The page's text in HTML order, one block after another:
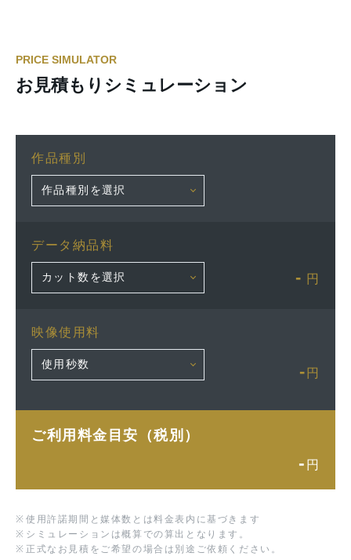
PRICE SIMULATOR
お見積もりシミュレーション
作品種別
データ納品料
- 円
映像使用料
- 円
ご利用料金目安（税別）
- 円
※ 使用許諾期間と媒体数とは料金表内に基づきます
※ シミュレーションは概算での算出となります。
※ 正式なお見積をご希望の場合は別途ご依頼ください。